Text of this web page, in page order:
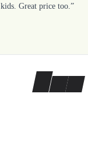
kids. Great price too.”